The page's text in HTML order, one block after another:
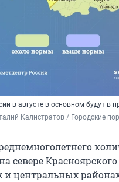
в августе в основном будут в
Калистратов / Городские
севере
и центральных